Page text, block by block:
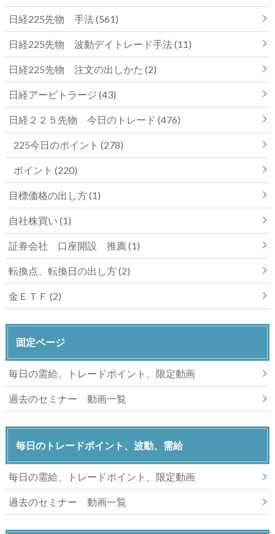
日経225先物 手法(561)
日経225先物 波動デイトレード手法(11)
日経225先物 注文の出しかた (2)
日経アービトラージ (43)
日経２２５先物 今日のトレード (476)
225今日のポイント (278)
ポイント (220)
目標価格の出し方(1)
自社株買い (1)
証券会社 口座開設 推薦(1)
転換点、転換日の出し方(2)
金ＥＴＦ (2)
固定ページ
毎日の需給、トレードポイント、限定動画
過去のセミナー 動画一覧
毎日のトレードポイント、波動、需給
毎日の需給、トレードポイント、限定動画
過去のセミナー 動画一覧